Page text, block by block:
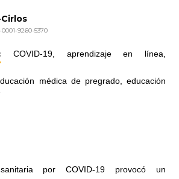
9260-5370
COVID-19, aprendizaje en línea,
médica de pregrado, educación
por COVID-19 provocó un